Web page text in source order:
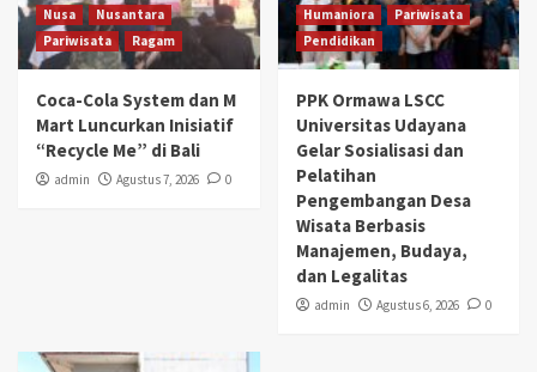
Nusa
Nusantara
Pariwisata
Ragam
Coca-Cola System dan M
Mart Luncurkan Inisiatif
“Recycle Me” di Bali
admin Agustus 7, 2026 0
Humaniora
Pariwisata
Pendidikan
PPK Ormawa LSCC
Universitas Udayana
Gelar Sosialisasi dan
Pelatihan
Pengembangan Desa
Wisata Berbasis
Manajemen, Budaya,
dan Legalitas
admin Agustus 6, 2026 0